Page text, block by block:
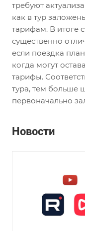
требуют
как в тур
тарифам. В итоге
существенно
если поездка
когда могут
тарифы.
тура, тем больше
первоначально
Новости